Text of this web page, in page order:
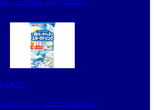
ロディアン 自分で作れるス